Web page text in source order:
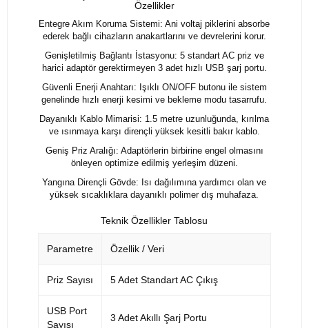
Özellikler
Entegre Akım Koruma Sistemi: Ani voltaj piklerini absorbe
ederek bağlı cihazların anakartlarını ve devrelerini korur.
Genişletilmiş Bağlantı İstasyonu: 5 standart AC priz ve
harici adaptör gerektirmeyen 3 adet hızlı USB şarj portu.
Güvenli Enerji Anahtarı: Işıklı ON/OFF butonu ile sistem
genelinde hızlı enerji kesimi ve bekleme modu tasarrufu.
Dayanıklı Kablo Mimarisi: 1.5 metre uzunluğunda, kırılma
ve ısınmaya karşı dirençli yüksek kesitli bakır kablo.
Geniş Priz Aralığı: Adaptörlerin birbirine engel olmasını
önleyen optimize edilmiş yerleşim düzeni.
Yangına Dirençli Gövde: Isı dağılımına yardımcı olan ve
yüksek sıcaklıklara dayanıklı polimer dış muhafaza.
Teknik Özellikler Tablosu
Parametre Özellik / Veri
Priz Sayısı 5 Adet Standart AC Çıkış
USB Port
Sayısı
3 Adet Akıllı Şarj Portu